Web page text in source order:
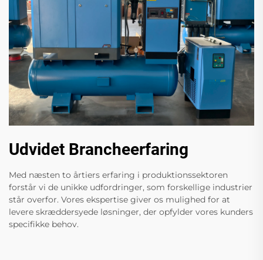
Udvidet Brancheerfaring
Med næsten to årtiers erfaring i produktionssektoren
forstår vi de unikke udfordringer, som forskellige industrier
står overfor. Vores ekspertise giver os mulighed for at
levere skræddersyede løsninger, der opfylder vores kunders
specifikke behov.